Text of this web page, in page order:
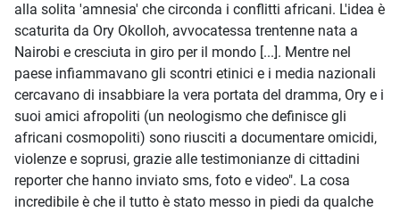
alla solita 'amnesia' che circonda i conflitti africani. L'idea è
scaturita da Ory Okolloh, avvocatessa trentenne nata a
Nairobi e cresciuta in giro per il mondo [...]. Mentre nel
paese infiammavano gli scontri etinici e i media nazionali
cercavano di insabbiare la vera portata del dramma, Ory e i
suoi amici afropoliti (un neologismo che definisce gli
africani cosmopoliti) sono riusciti a documentare omicidi,
violenze e soprusi, grazie alle testimonianze di cittadini
reporter che hanno inviato sms, foto e video". La cosa
incredibile è che il tutto è stato messo in piedi da qualche